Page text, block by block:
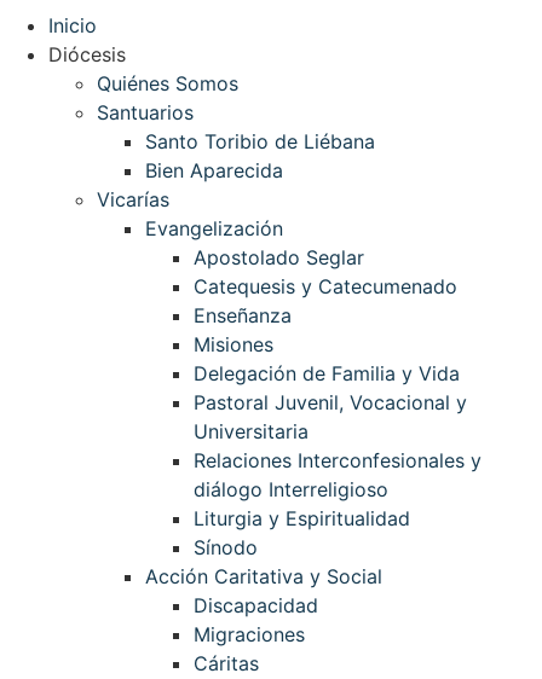
Inicio
Diócesis
Quiénes Somos
Santuarios
Santo Toribio de Liébana
Bien Aparecida
Vicarías
Evangelización
Apostolado Seglar
Catequesis y Catecumenado
Enseñanza
Misiones
Delegación de Familia y Vida
Pastoral Juvenil, Vocacional y
Universitaria
Relaciones Interconfesionales y
diálogo Interreligioso
Liturgia y Espiritualidad
Sínodo
Acción Caritativa y Social
Discapacidad
Migraciones
Cáritas